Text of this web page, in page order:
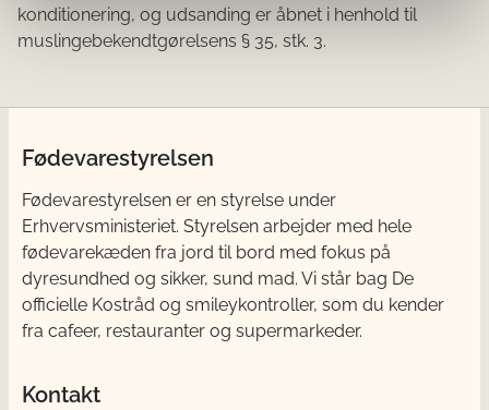
konditionering, og udsanding er åbnet i henhold til
muslingebekendtgørelsens § 35, stk. 3​.
Fødevarestyrelsen
Fødevarestyrelsen er en styrelse under
Erhvervsministeriet. Styrelsen arbejder med hele
fødevarekæden fra jord til bord med fokus på
dyresundhed og sikker, sund mad. Vi står bag De
officielle Kostråd og smileykontroller, som du kender
fra cafeer, restauranter og supermarkeder.
Kontakt